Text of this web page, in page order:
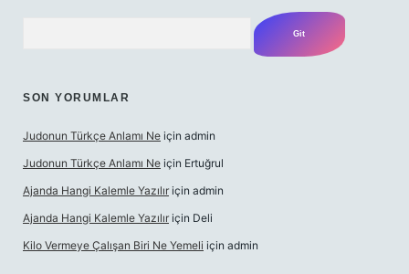
SON YORUMLAR
Judonun Türkçe Anlamı Ne için admin
Judonun Türkçe Anlamı Ne için Ertuğrul
Ajanda Hangi Kalemle Yazılır için admin
Ajanda Hangi Kalemle Yazılır için Deli
Kilo Vermeye Çalışan Biri Ne Yemeli için admin